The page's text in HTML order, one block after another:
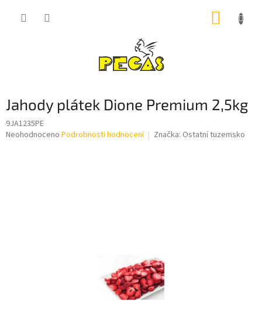
Jahody plátek Dione Premium 2,5kg
9JA1235PE
Průměrné
Neohodnoceno Podrobnosti hodnocení Značka: Ostatní tuzemsko